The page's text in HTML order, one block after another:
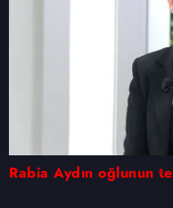
Rabia Aydın oğlunun